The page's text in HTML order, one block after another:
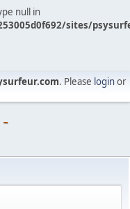
null in
sites/
. Please loginor